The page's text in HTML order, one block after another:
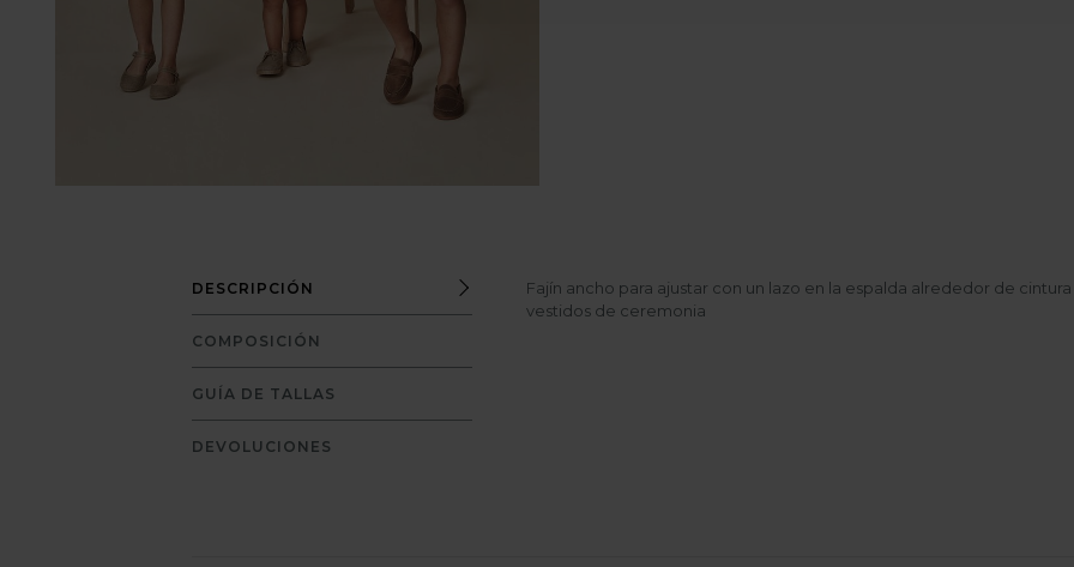
DESCRIPCIÓN
COMPOSICIÓN
GUÍA DE TALLAS
DEVOLUCIONES
Fajín ancho para ajustar con un lazo en la espalda alrededor de
vestidos de ceremonia